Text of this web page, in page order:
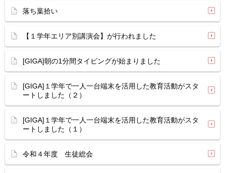
落ち葉拾い
【１学年エリア別講演会】が行われました
[GIGA]朝の1分間タイピングが始まりました
[GIGA]１学年で一人一台端末を活用した教育活動がスタ
ートしました（２）
[GIGA]１学年で一人一台端末を活用した教育活動がスタ
ートしました（１）
令和４年度 生徒総会